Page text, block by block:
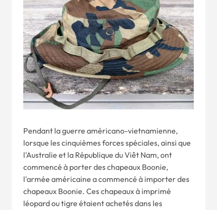
Pendant la guerre américano-vietnamienne,
lorsque les cinquièmes forces spéciales, ainsi que
l'Australie et la République du Viêt Nam, ont
commencé à porter des chapeaux Boonie,
l'armée américaine a commencé à importer des
chapeaux Boonie. Ces chapeaux à imprimé
léopard ou tigre étaient achetés dans les